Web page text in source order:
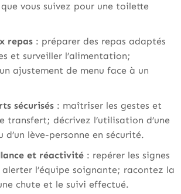
vous suivez pour une toilette
repas : préparer des repas adaptés
et surveiller l’alimentation;
ajustement de menu face à un
sécurisés : maîtriser les gestes et
transfert; décrivez l’utilisation d’une
d’un lève-personne en sécurité.
et réactivité : repérer les signes
alerter l’équipe soignante; racontez la
chute et le suivi effectué.